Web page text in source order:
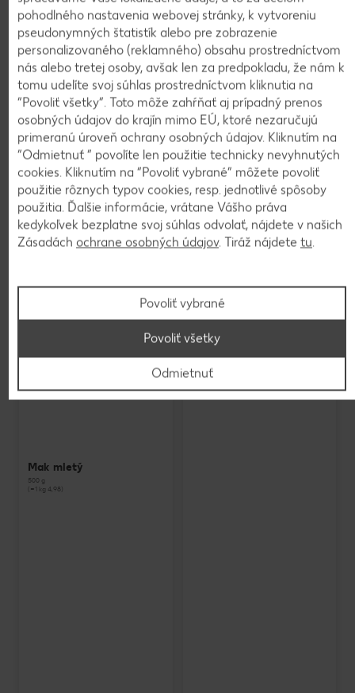
RADOMA
Bulharský šalát
lahôdkový
140 g
(=1 kg 4,93)
-22%
0,69
Zobraziť ďalšie produkty
Trvanlivé potraviny
Platnosť od 06.08. do 12.08.
Mak mletý
500 g
(=1 kg 4,98)
pohodlného nastavenia webovej stránky, k vytvoreniu
pseudonymných štatistík alebo pre zobrazenie
personalizovaného (reklamného) obsahu prostredníctvom
nás alebo tretej osoby, avšak len za predpokladu, že nám k
tomu udelíte svoj súhlas prostredníctvom kliknutia na
“Povoliť všetky”. Toto môže zahŕňať aj prípadný prenos
osobných údajov do krajín mimo EÚ, ktoré nezaručujú
primeranú úroveň ochrany osobných údajov. Kliknutím na
“Odmietnuť ” povolíte len použitie technicky nevyhnutých
cookies. Kliknutím na “Povoliť vybrané” môžete povoliť
použitie rôznych typov cookies, resp. jednotlivé spôsoby
použitia. Ďalšie informácie, vrátane Vášho práva
kedykoľvek bezplatne svoj súhlas odvolať, nájdete v našich
Zásadách ochrane osobných údajov. Tiráž nájdete tu.
Povoliť vybrané
Odmietnuť
Povoliť všetky